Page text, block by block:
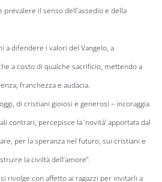
il senso dell’assedio e della
a difendere i valori del Vangelo, a
a costo di qualche sacrificio, mettendo a
franchezza e audacia.
di cristiani gioiosi e generosi – incoraggia
contrari, percepisce la ‘novità’ apportata dal
per la speranza nel futuro, sui cristiani e
la civiltà dell’amore”.
rivolge con affetto ai ragazzi per invitarli a